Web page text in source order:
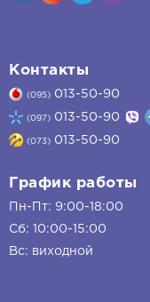
Контакты
(095) 013-50-90
(097) 013-50-90
(073) 013-50-90
График работы
Пн-Пт: 9:00-18:00
Сб: 10:00-15:00
Вс: виходной